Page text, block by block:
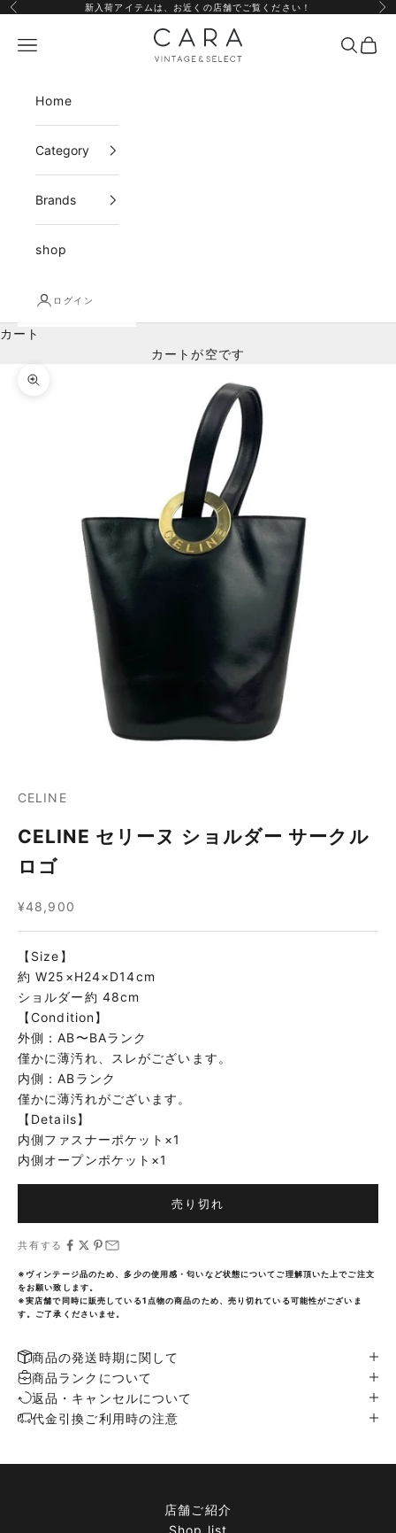
コンテンツへスキップ
前へ 新入荷アイテムは、 お近くの店舗でご覧ください！ 次
CARA vintage&select
メニュー 検索カー
Home
Category
Brands
shop
ログイン
カート
カートが空です
ズームイン
CELINE
CELINE セリーヌ ショルダー サークル
ロゴ
セール価格
¥48,900
【Size】
約 W25×H24×D14cm
ショルダー約 48cm
【Condition】
外側：AB〜BAランク
僅かに薄汚れ、スレがございます。
内側：ABランク
僅かに薄汚れがございます。
【Details】
内側ファスナーポケット×1
内側オープンポケット×1
売り切れ
共有する
※ヴィンテージ品のため、多少の使用感・匂いなど状態についてご理解頂いた上でご注文
をお願い致します。
※実店舗で同時に販売している1点物の商品のため、売り切れている可能性がございま
す。ご了承くださいませ。
商品の発送時期に関して
商品ランクについて
返品・キャンセルについて
代金引換ご利用時の注意
店舗ご紹介
Shop list